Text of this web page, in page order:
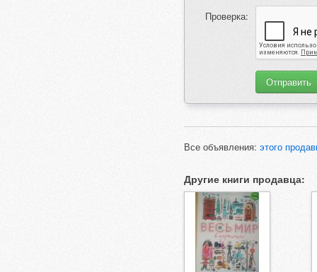
Проверка:
Все объявления: этого
Другие книги продавца: